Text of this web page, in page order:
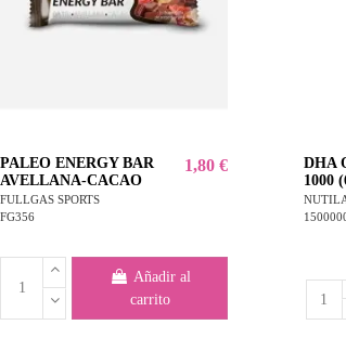
PALEO ENERGY BAR
AVELLANA-CACAO
FULLGAS SPORTS
FG356
1,80 €
Añadir al
carrito
DHA
1000